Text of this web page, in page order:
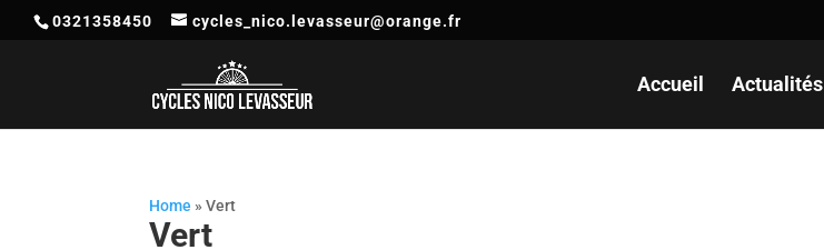
0321358450 cycles_nico.levasseur@orange.fr
Accueil Actualités
Home »Vert
Vert